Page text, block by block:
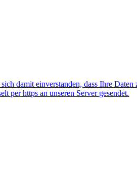
damit einverstanden, dass Ihre
per https an unseren Server gesendet.